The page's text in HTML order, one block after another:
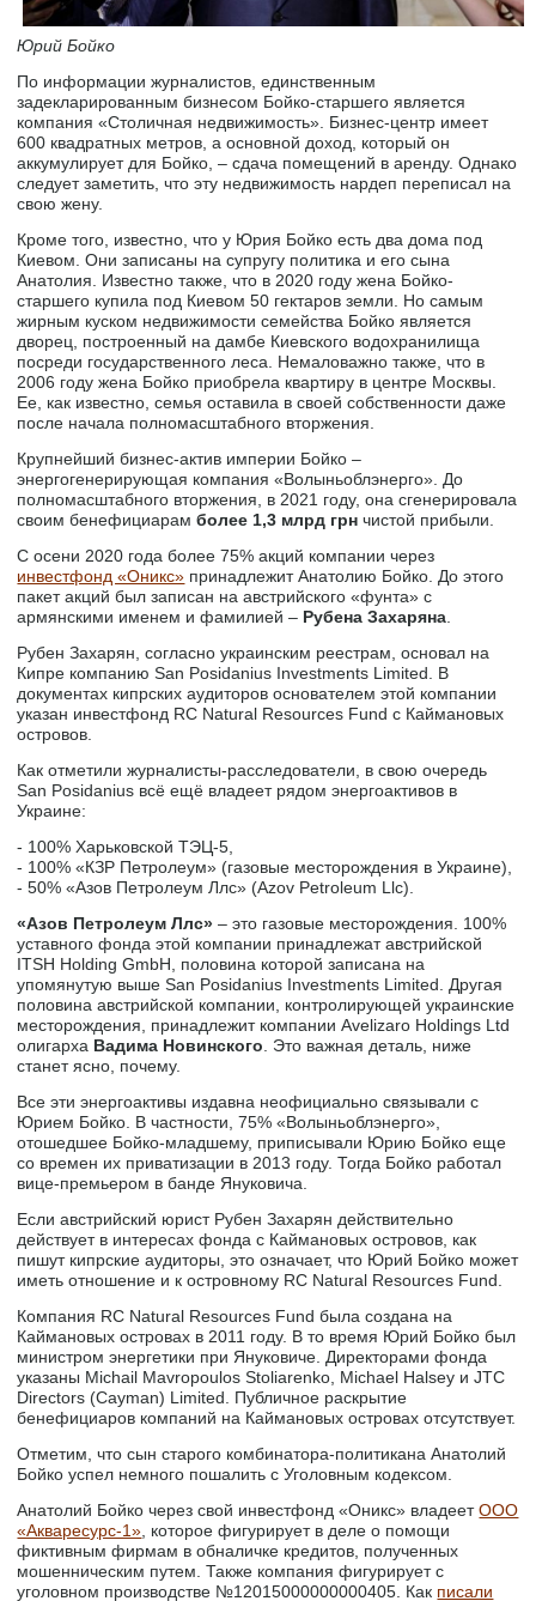
Юрий Бойко
По информации журналистов, единственным
задекларированным бизнесом Бойко-старшего является
компания «Столичная недвижимость». Бизнес-центр имеет
600 квадратных метров, а основной доход, который он
аккумулирует для Бойко, – сдача помещений в аренду. Однако
следует заметить, что эту недвижимость нардеп переписал на
свою жену.
Кроме того, известно, что у Юрия Бойко есть два дома под
Киевом. Они записаны на супругу политика и его сына
Анатолия. Известно также, что в 2020 году жена Бойко-
старшего купила под Киевом 50 гектаров земли. Но самым
жирным куском недвижимости семейства Бойко является
дворец, построенный на дамбе Киевского водохранилища
посреди государственного леса. Немаловажно также, что в
2006 году жена Бойко приобрела квартиру в центре Москвы.
Ее, как известно, семья оставила в своей собственности даже
после начала полномасштабного вторжения.
Крупнейший бизнес-актив империи Бойко –
энергогенерирующая компания «Волыньоблэнерго». До
полномасштабного вторжения, в 2021 году, она сгенерировала
своим бенефициарамболее 1,3 млрд грн чистой прибыли.
С осени 2020 года более 75% акций компании через
инвестфонд «Оникс» принадлежит Анатолию Бойко. До этого
пакет акций был записан на австрийского «фунта» с
армянскими именем и фамилией – Рубена Захаряна
Рубен Захарян, согласно украинским реестрам, основал на
Кипре компанию San Posidanius Investments Limited. В
документах кипрских аудиторов основателем этой компании
указан инвестфонд RC Natural Resources Fund с Каймановых
островов.
Как отметили журналисты-расследователи, в свою очередь
San Posidanius всё ещё владеет рядом энергоактивов в
Украине:
- 100% Харьковской ТЭЦ-5,
- 100% «КЗР Петролеум» (газовые месторождения в Украине),
- 50% «Азов Петролеум Ллс» (Azov Petroleum Llc).
«Азов Петролеум Ллс» – это газовые месторождения. 100%
уставного фонда этой компании принадлежат австрийской
ITSH Holding GmbH, половина которой записана на
упомянутую выше San Posidanius Investments Limited. Другая
половина австрийской компании, контролирующей украинские
месторождения, принадлежит компании Avelizaro Holdings Ltd
олигарха Вадима Новинского . Это важная деталь, ниже
станет ясно, почему.
Все эти энергоактивы издавна неофициально связывали с
Юрием Бойко. В частности, 75% «Волыньоблэнерго»,
отошедшее Бойко-младшему, приписывали Юрию Бойко еще
со времен их приватизации в 2013 году. Тогда Бойко работал
вице-премьером в банде Януковича.
Если австрийский юрист Рубен Захарян действительно
действует в интересах фонда с Каймановых островов, как
пишут кипрские аудиторы, это означает, что Юрий Бойко может
иметь отношение и к островному RC Natural Resources Fund.
Компания RC Natural Resources Fund была создана на
Каймановых островах в 2011 году. В то время Юрий Бойко был
министром энергетики при Януковиче. Директорами фонда
указаны Michail Mavropoulos Stoliarenko, Michael Halsey и JTC
Directors (Cayman) Limited. Публичное раскрытие
бенефициаров компаний на Каймановых островах отсутствует.
Отметим, что сын старого комбинатора-политикана Анатолий
Бойко успел немного пошалить с Уголовным кодексом.
Анатолий Бойко через свой инвестфонд «Оникс» владеетООО
«Акваресурс-1» , которое фигурирует в деле о помощи
фиктивным фирмам в обналичке кредитов, полученных
мошенническим путем. Также компания фигурирует с
уголовном производстве №12015000000000405. Как писали